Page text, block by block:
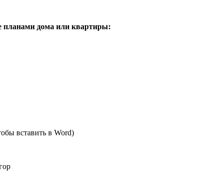
планами дома или квартиры:
вставить в Word)